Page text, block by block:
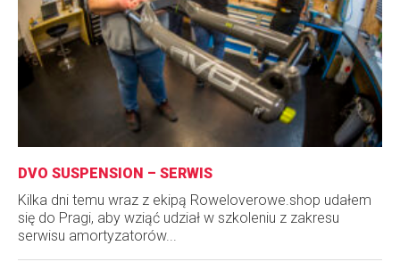
DVO SUSPENSION – SERWIS
Kilka dni temu wraz z ekipą Roweloverowe.shop udałem
się do Pragi, aby wziąć udział w szkoleniu z zakresu
serwisu amortyzatorów...